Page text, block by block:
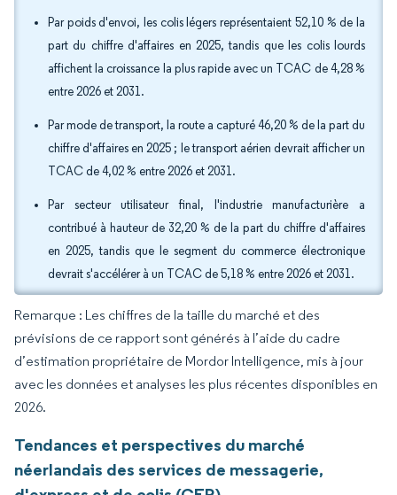
Par poids d'envoi, les colis légers représentaient 52,10 % de la
part du chiffre d'affaires en 2025, tandis que les colis lourds
affichent la croissance la plus rapide avec un TCAC de 4,28 %
entre 2026 et 2031.
Par mode de transport, la route a capturé 46,20 % de la part du
chiffre d'affaires en 2025 ; le transport aérien devrait afficher un
TCAC de 4,02 % entre 2026 et 2031.
Par secteur utilisateur final, l'industrie manufacturière a
contribué à hauteur de 32,20 % de la part du chiffre d'affaires
en 2025, tandis que le segment du commerce électronique
devrait s'accélérer à un TCAC de 5,18 % entre 2026 et 2031.
Remarque : Les chiffres de la taille du marché et des
prévisions de ce rapport sont générés à l’aide du cadre
d’estimation propriétaire de Mordor Intelligence, mis à jour
avec les données et analyses les plus récentes disponibles en
2026.
Tendances et perspectives du marché
néerlandais des services de messagerie,